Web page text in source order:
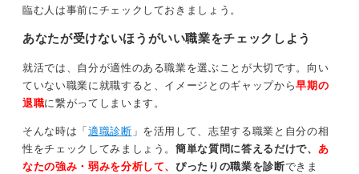
日本の初任給で600万～800万円は稀ですが、海外では十
分ありえます。IT やコンサルのような専門性が高い職種
せん。
環境や文化的リスクもある！ 日本の採用も検討しよ
う
ただし、海外は物価や税金も高い傾向があるため、一概
臨む人は事前にチェックしておきましょう。
あなたが受けないほうがいい職業をチェックしよう
就活では、自分が適性のある職業を選ぶことが大切です。向い
ていない職業に就職すると、イメージとのギャップから早期の
退職に繋がってしまいます。
そんな時は「 適職診断 」を活用して、志望する職業と自分の相
性をチェックしてみましょう。簡単な質問に答えるだけで、 あ
なたの強み・弱みを分析して、ぴったりの職業を診断できま